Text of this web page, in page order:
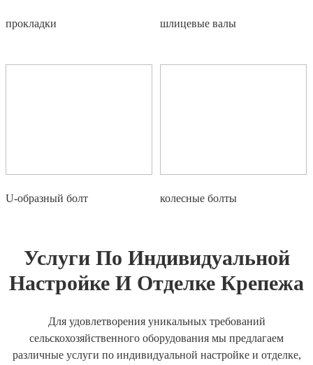
прокладки шлицевые валы
U-образный болт колесные болты
Услуги По Индивидуальной
Настройке И Отделке Крепежа
Для удовлетворения уникальных требований
сельскохозяйственного оборудования мы предлагаем
различные услуги по индивидуальной настройке и отделке,